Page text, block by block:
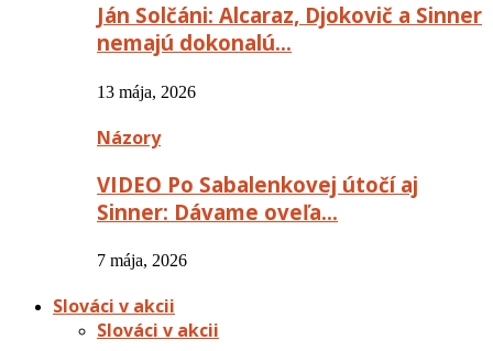
Ján Solčáni: Alcaraz, Djokovič a Sinner
nemajú dokonalú…
13 mája, 2026
Názory
VIDEO Po Sabalenkovej útočí aj
Sinner: Dávame oveľa…
7 mája, 2026
Slováci v akcii
Slováci v akcii